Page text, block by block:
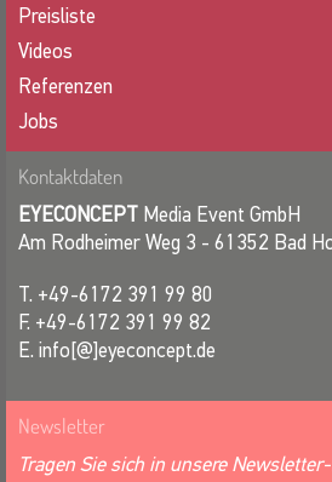
Preisliste
Videos
Referenzen
Jobs
Kontaktdaten
EYECONCEPT Media Event GmbH
Am Rodheimer Weg 3 - 61352 Bad
T. +49-6172 391 99 80
F. +49-6172 391 99 82
E. info[@]eyeconcept.de
Newsletter
Tragen Sie sich in unsere